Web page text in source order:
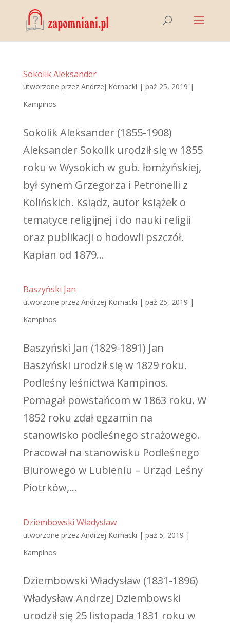
Sokolik Aleksander
utworzone przez Andrzej Kornacki | paź 25, 2019 |
Kampinos
Sokolik Aleksander (1855-1908)
Aleksander Sokolik urodził się w 1855
roku w Wysokich w gub. łomżyńskiej,
był synem Grzegorza i Petronelli z
Kolińskich. Ksiądz, autor książek o
tematyce religijnej i do nauki religii
oraz publikacji o hodowli pszczół.
Kapłan od 1879...
Baszyński Jan
utworzone przez Andrzej Kornacki | paź 25, 2019 |
Kampinos
Baszyński Jan (1829-1891) Jan
Baszyński urodził się w 1829 roku.
Podleśny leśnictwa Kampinos.
Pomagał powstańcom w 1863 roku. W
1852 roku zdał egzamin na
stanowisko podleśnego strażowego.
Pracował na stanowisku Podleśnego
Biurowego w Lubieniu – Urząd Leśny
Piotrków,...
Dziembowski Władysław
utworzone przez Andrzej Kornacki | paź 5, 2019 |
Kampinos
Dziembowski Władysław (1831-1896)
Władysław Andrzej Dziembowski
urodził się 25 listopada 1831 roku w